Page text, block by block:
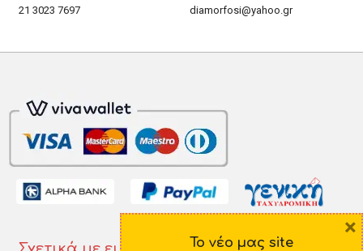
21 3023 7697 diamorfosi@yahoo.gr
Το νέο μας site
×